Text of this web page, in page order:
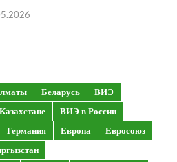
Беларусь
ВИЭ
ВИЭ в России
Германия Европа
Евросоюз